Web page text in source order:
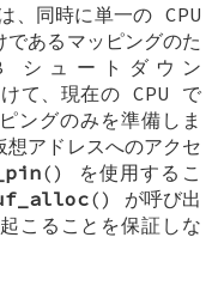
同時に単一の CPU
であるマッピングのた
シュートダウン
て、現在の CPU で
ングのみを準備しま
想アドレスへのアクセ
() を使用するこ
() が呼び出
こることを保証しな